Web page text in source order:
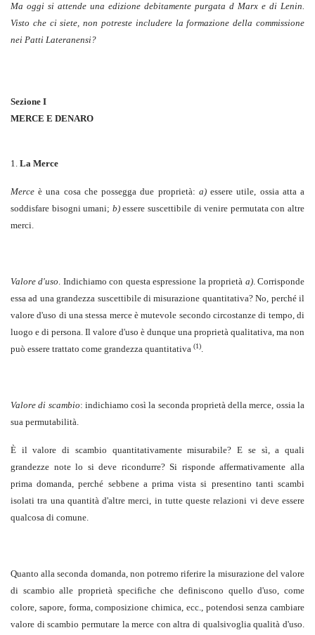
Ma oggi si attende una edizione debitamente purgata d Marx e di Lenin.
Visto che ci siete, non potreste includere la formazione della commissione
nei Patti Lateranensi?
Sezione I
MERCE E DENARO
1. La Merce
Merce è una cosa che possegga due proprietà: a)essere utile, ossia atta a
soddisfare bisogni umani; b)essere suscettibile di venire permutata con altre
merci.
Valore d'uso. Indichiamo con questa espressione la proprietà a). Corrisponde
essa ad una grandezza suscettibile di misurazione quantitativa? No, perché il
valore d'uso di una stessa merce è mutevole secondo circostanze di tempo, di
luogo e di persona. Il valore d'uso è dunque una proprietà qualitativa, ma non
può essere trattato come grandezza quantitativa (1).
Valore di scambio: indichiamo così la seconda proprietà della merce, ossia la
sua permutabilità.
È il valore di scambio quantitativamente misurabile? E se sì, a quali
grandezze note lo si deve ricondurre? Si risponde affermativamente alla
prima domanda, perché sebbene a prima vista si presentino tanti scambi
isolati tra una quantità d'altre merci, in tutte queste relazioni vi deve essere
qualcosa di comune.
Quanto alla seconda domanda, non potremo riferire la misurazione del valore
di scambio alle proprietà specifiche che definiscono quello d'uso, come
colore, sapore, forma, composizione chimica, ecc., potendosi senza cambiare
valore di scambio permutare la merce con altra di qualsivoglia qualità d'uso.